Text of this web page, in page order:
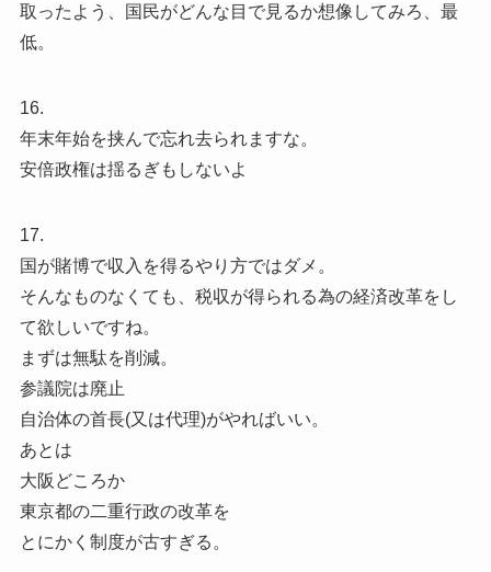
取ったよう、国民がどんな目で見るか想像してみろ、最
低。
16.
年末年始を挟んで忘れ去られますな。
安倍政権は揺るぎもしないよ
17.
国が賭博で収入を得るやり方ではダメ。
そんなものなくても、税収が得られる為の経済改革をし
て欲しいですね。
まずは無駄を削減。
参議院は廃止
自治体の首長(又は代理)がやればいい。
あとは
大阪どころか
東京都の二重行政の改革を
とにかく制度が古すぎる。